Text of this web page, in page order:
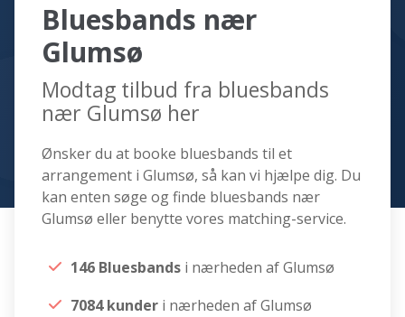
Bluesbands nær
Glumsø
Modtag tilbud fra bluesbands
nær Glumsø her
Ønsker du at booke bluesbands til et
arrangement i Glumsø, så kan vi hjælpe dig. Du
kan enten søge og finde bluesbands nær
Glumsø eller benytte vores matching-service.
146 Bluesbands i nærheden af Glumsø
7084 kunder i nærheden af Glumsø